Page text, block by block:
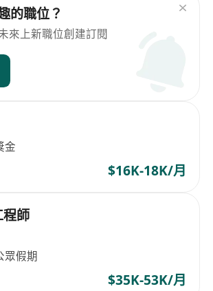
的職位？
來上新職位創建訂閱
金
$16K-18K/月
師
眾假期
$35K-53K/月